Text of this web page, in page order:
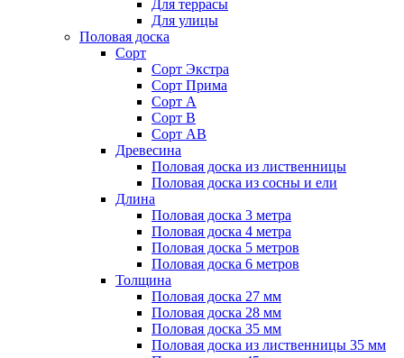
Для террасы
Для улицы
Половая доска
Сорт
Сорт Экстра
Сорт Прима
Сорт А
Сорт В
Сорт АВ
Древесина
Половая доска из лиственницы
Половая доска из сосны и ели
Длина
Половая доска 3 метра
Половая доска 4 метра
Половая доска 5 метров
Половая доска 6 метров
Толщина
Половая доска 27 мм
Половая доска 28 мм
Половая доска 35 мм
Половая доска из лиственницы 35 мм